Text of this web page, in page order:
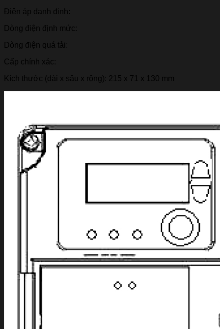
Điện áp danh định:
Dòng điện định mức:
Dòng điện quá tải:
Cấp chính xác:
Kích thước (dài x sâu x rộng): 215 x 71 x 130 mm